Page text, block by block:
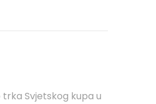
Svjetskog kupa u